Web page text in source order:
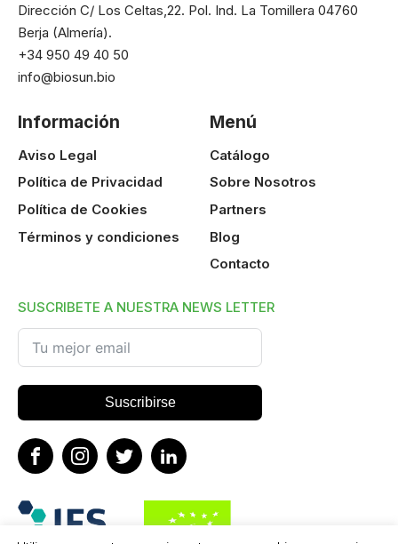
Dirección C/ Los Celtas,22. Pol. Ind. La Tomillera 04760
Berja (Almería).
+34 950 49 40 50
info@biosun.bio
Información
Aviso Legal
Política de Privacidad
Política de Cookies
Términos y condiciones
Menú
Catálogo
Sobre Nosotros
Partners
Blog
Contacto
SUSCRIBETE A NUESTRA NEWS LETTER
Suscribirse